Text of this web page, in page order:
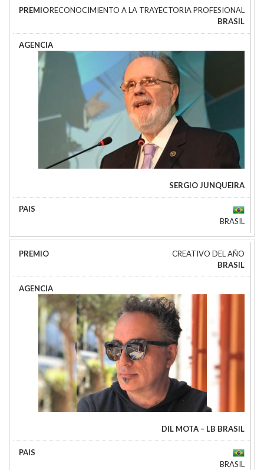
RECONOCIMIENTO A LA TRAYECTORIA PROFESIONAL
BRASIL
SERGIO JUNQUEIRA
BRASIL
CREATIVO DEL AÑO
BRASIL
DIL MOTA – LB BRASIL
BRASIL